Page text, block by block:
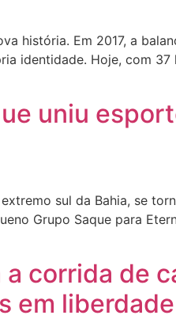
história. Em 2017, a
identidade. Hoje, com
uniu
sul da Bahia, se
Grupo Saque para
corrida de
em liberdade